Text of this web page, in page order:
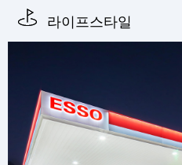
라이프스타일